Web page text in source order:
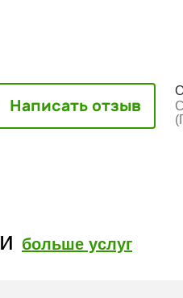
Написать отзыв
больше услуг